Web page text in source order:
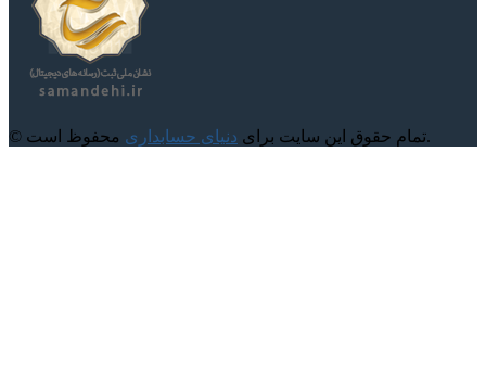
© تمام حقوق این سایت برای دنیای حسابداری محفوظ است.